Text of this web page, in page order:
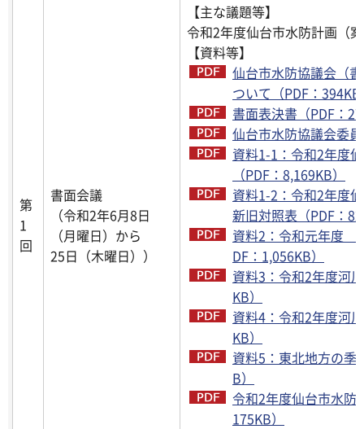
第
1
回
書面会議
（令和2年6月8日
（月曜日）から
25日（木曜日））
【主な議題等】
令和2年度仙台市水防計画（
【資料等】
仙台市水防協議会（
ついて（PDF：
書面表決書（PDF：
仙台市水防協議会委
資料1-1：令和2年度
（PDF：8,169KB）
資料1-2：令和2年度
新旧対照表（PDF：
資料2：令和元年度
DF：1,056KB）
資料3：令和2年度河
KB）
資料4：令和2年度河
KB）
資料5：東北地方の季
B）
令和2年度仙台市水防
175KB）